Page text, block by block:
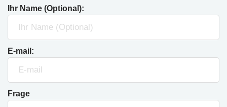
Ihr Name (Optional):
E-mail:
Frage